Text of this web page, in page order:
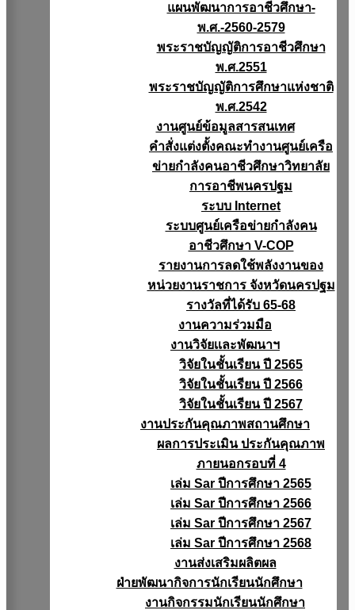
แผนพัฒนาการอาชีวศึกษา-
พ.ศ.-2560-2579
พระราชบัญญัติการอาชีวศึกษา
พ.ศ.2551
พระราชบัญญัติการศึกษาแห่งชาติ
พ.ศ.2542
งานศูนย์ข้อมูลสารสนเทศ
คำสั่งแต่งตั้งคณะทำงานศูนย์เครือ
ข่ายกำลังคนอาชีวศึกษาวิทยาลัย
การอาชีพนครปฐม
ระบบ Internet
ระบบศูนย์เครือข่ายกำลังคน
อาชีวศึกษา V-COP
รายงานการลดใช้พลังงานของ
หน่วยงานราชการ จังหวัดนครปฐม
รางวัลที่ได้รับ 65-68
งานความร่วมมือ
งานวิจัยเเละพัฒนาฯ
วิจัยในชั้นเรียน ปี 2565
วิจัยในชั้นเรียน ปี 2566
วิจัยในชั้นเรียน ปี 2567
งานประกันคุณภาพสถานศึกษา
ผลการประเมิน ประกันคุณภาพ
ภายนอกรอบที่ 4
เล่ม Sar ปีการศึกษา 2565
เล่ม Sar ปีการศึกษา 2566
เล่ม Sar ปีการศึกษา 2567
เล่ม Sar ปีการศึกษา 2568
งานส่งเสริมผลิตผล
ฝ่ายพัฒนากิจการนักเรียนนักศึกษา
งานกิจกรรมนักเรียนนักศึกษา